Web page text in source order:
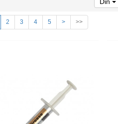
2 3 4 5 > >>